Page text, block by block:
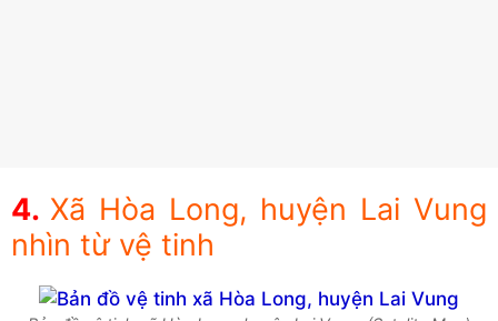
Xã Hòa Long, huyện Lai Vung
nhìn từ vệ tinh